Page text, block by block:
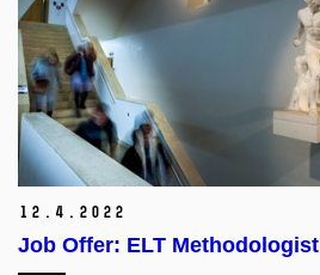
12. 4. 2022
Job Offer: ELT Methodologist